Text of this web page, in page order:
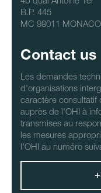
B.P. 445
MC 98011
Contact us
Les demandes
d'organisations
caractère consultatif
auprès de l'OHI à
transmises au
les mesures
l'OHI au numéro